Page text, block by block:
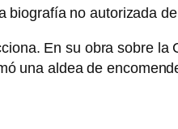
biografía no autorizada
En su obra sobre
una aldea de